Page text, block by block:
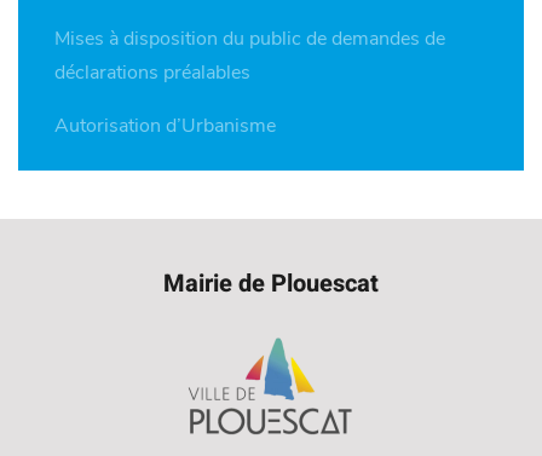
Mises à disposition du public de demandes de
déclarations préalables
Autorisation d’Urbanisme
Mairie de Plouescat